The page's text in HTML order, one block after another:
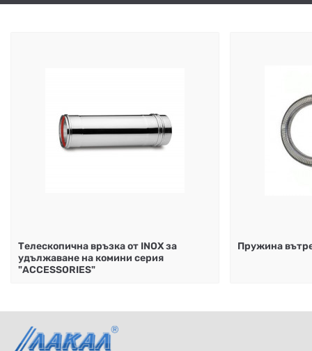
Телескопична връзка от INOX за
удължаване на комини серия
"ACCESSORIES"
Пружина